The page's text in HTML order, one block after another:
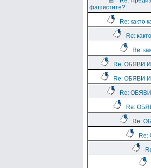
фашистите?
Re: както
Re:
Re:
Re: ОБЯВИ
Re: ОБЯВИ
Re:
Re:
Re: